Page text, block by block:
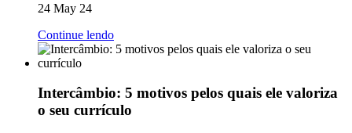
24 May 24
Continue lendo
Intercâmbio: 5 motivos pelos quais ele valoriza
o seu currículo